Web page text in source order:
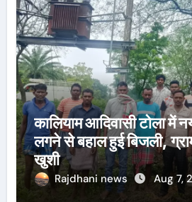
कालियाम आदिवासी टोला में
लगने से बहाल हुई बिजली,
खुशी
Rajdhani news Aug 7,